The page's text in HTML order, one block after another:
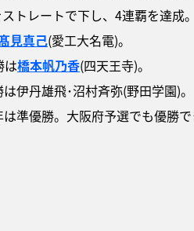
トレートで下し、4連覇を達成。
見真己(愛工大名電)。
は橋本帆乃香(四天王寺)。
伊丹雄飛･沼村斉弥(野田学園)。
準優勝。大阪府予選でも優勝